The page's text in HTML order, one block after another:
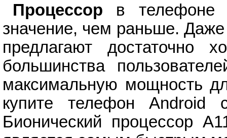
Процессор в телефоне
значение, чем раньше.
предлагают достаточно
большинства
максимальную мощность
купите телефон Android
Бионический процессор